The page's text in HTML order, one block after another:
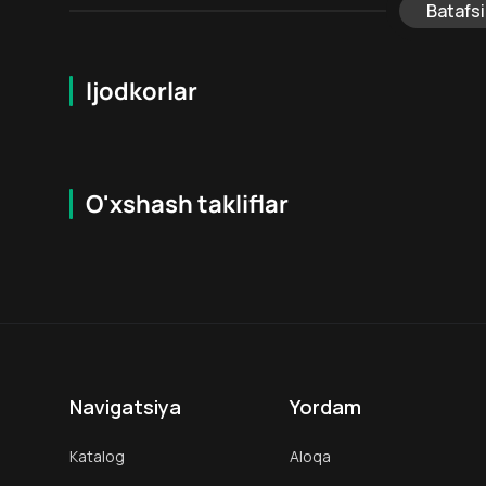
Ijodkorlar
O'xshash takliflar
Navigatsiya
Katalog
Yordam
Aloqa